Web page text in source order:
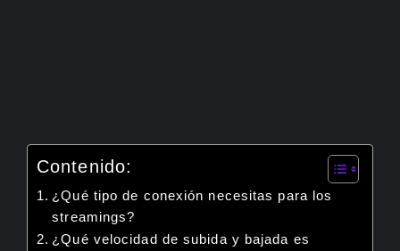
Contenido:
¿Qué tipo de conexión necesitas para los
streamings?
¿Qué velocidad de subida y bajada es